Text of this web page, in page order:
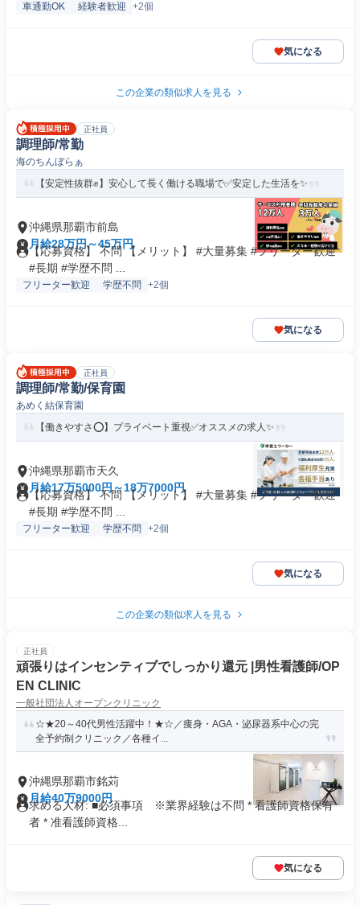
車通勤OK 経験者歓迎 +2個
気になる
この企業の類似求人を見る
正社員
調理師/常勤
海のちんぼらぁ
【安定性抜群✊️】安心して長く働ける職場で✅️安定した生活を✨
沖縄県那覇市前島
月給28万円～45万円
【応募資格】 不問 【メリット】 #大量募集 #フリーター歓迎
#長期 #学歴不問 ...
フリーター歓迎 学歴不問 +2個
気になる
正社員
調理師/常勤/保育園
あめく結保育園
【働きやすさ⭕️】プライベート重視✅️オススメの求人✨
沖縄県那覇市天久
月給17万5000円～18万7000円
【応募資格】 不問 【メリット】 #大量募集 #フリーター歓迎
#長期 #学歴不問 ...
フリーター歓迎 学歴不問 +2個
気になる
この企業の類似求人を見る
正社員
頑張りはインセンティブでしっかり還元 |男性看護師/OP
EN CLINIC
一般社団法人オープンクリニック
☆★20～40代男性活躍中！★☆／痩身・AGA・泌尿器系中心の完
全予約制クリニック／各種イ...
沖縄県那覇市銘苅
月給40万9000円
求める人材: ■必須事項 ※業界経験は不問 * 看護師資格保有
者 * 准看護師資格...
気になる